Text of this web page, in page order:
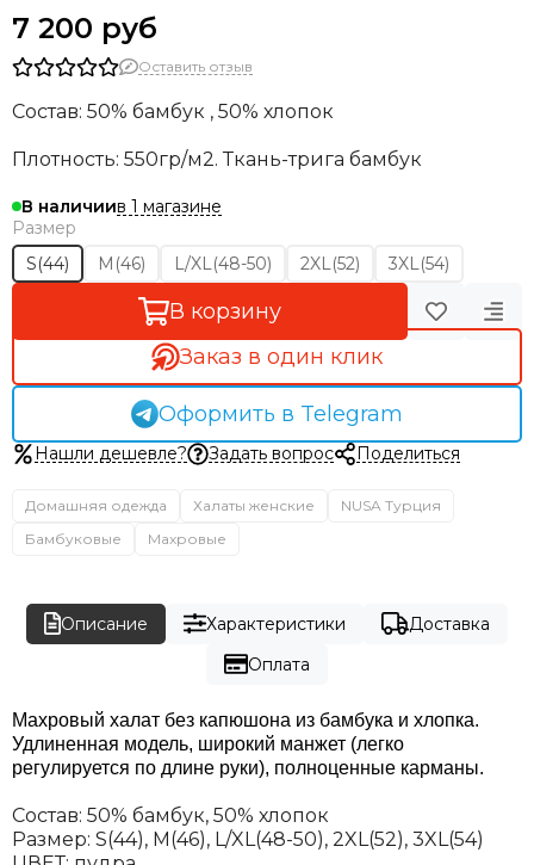
7 200 руб
Оставить отзыв
Состав: 50% бамбук , 50% хлопок
Плотность: 550гр/м2. Ткань-трига бамбук
В наличиив 1 магазине
Размер
S(44)
M(46) L/XL(48-50) 2XL(52) 3XL(54)
В корзину
Заказ в один клик
Оформить в Telegram
Нашли дешевле? Задать вопрос Поделиться
Домашняя одежда Халаты женские
NUSA Турция
Бамбуковые
Махровые
Описание Характеристики
Доставка
Оплата
Махровый халат без капюшона из бамбука и хлопка.
Удлиненная модель, широкий манжет (легко
регулируется по длине руки), полноценные карманы.
Состав: 50% бамбук, 50% хлопок
Размер: S(44), M(46), L/XL(48-50), 2XL(52), 3XL(54)